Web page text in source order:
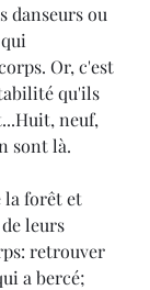
danseurs ou
Or, c'est
qu'ils
neuf,
sont là.
la forêt et
leurs
retrouver
a bercé;